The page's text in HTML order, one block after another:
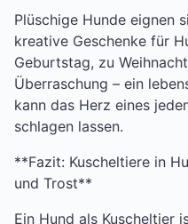
Plüschige Hunde eignen
kreative Geschenke für
Geburtstag, zu
Überraschung – ein
kann das Herz eines
schlagen lassen.
**Fazit: Kuscheltiere in
und Trost**
Ein Hund als Kuscheltier